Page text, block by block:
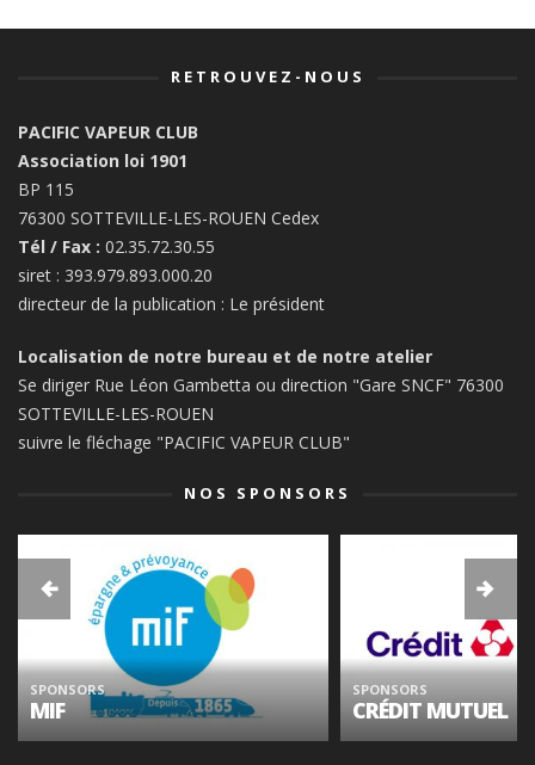
RETROUVEZ-NOUS
PACIFIC VAPEUR CLUB
Association loi 1901
BP 115
76300 SOTTEVILLE-LES-ROUEN Cedex
Tél / Fax : 02.35.72.30.55
siret : 393.979.893.000.20
directeur de la publication : Le président
Localisation de notre bureau et de notre atelier
Se diriger Rue Léon Gambetta ou direction "Gare SNCF" 76300
SOTTEVILLE-LES-ROUEN
suivre le fléchage "PACIFIC VAPEUR CLUB"
NOS SPONSORS
SPONSORS
MIF
SPONSORS
CRÉDIT MUTUEL